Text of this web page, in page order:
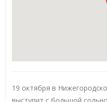
19 октября в